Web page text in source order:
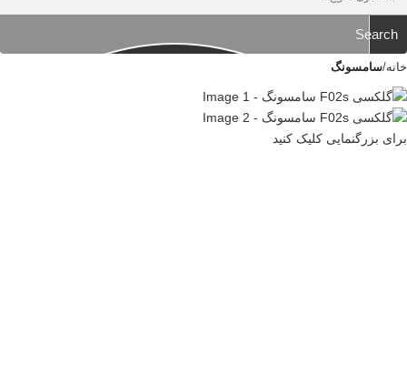
Search
خانه سامسونگ
برای بزرگنمایی کلیک کنید